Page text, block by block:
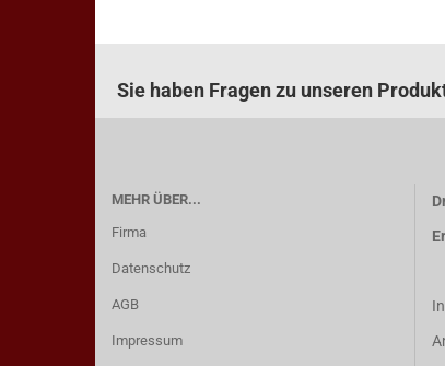
Sie haben Fragen zu unseren
MEHR ÜBER...
Firma
Datenschutz
AGB
Impressum